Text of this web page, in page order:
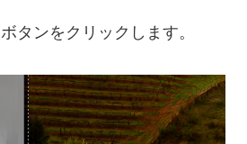
タンをクリックします。